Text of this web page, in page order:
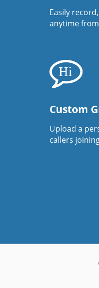
Easily
anytime
Custom
Upload a
callers